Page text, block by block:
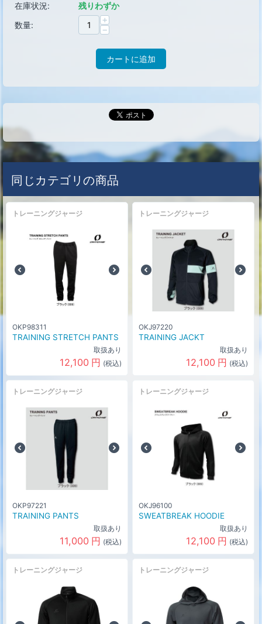
在庫状況:
残りわずか
数量:
+
−
カートに追加
同じカテゴリの商品
トレーニングジャージ
OKP98311
TRAINING STRETCH PANTS
取扱あり
12,100 円 (税込)
トレーニングジャージ
OKJ97220
TRAINING JACKT
取扱あり
12,100 円 (税込)
トレーニングジャージ
OKP97221
TRAINING PANTS
取扱あり
11,000 円 (税込)
トレーニングジャージ
OKJ96100
SWEATBREAK HOODIE
取扱あり
12,100 円 (税込)
トレーニングジャージ トレーニングジャージ